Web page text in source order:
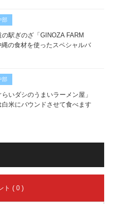
部
駅ぎのざ「GINOZA FARM
縄の食材を使ったスペシャルバ
部
らいダシのうまいラーメン屋」
白米にバウンドさせて食べます
ト ( 0 )